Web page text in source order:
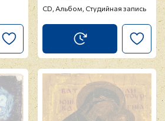
CD, Альбом, Студийная запись